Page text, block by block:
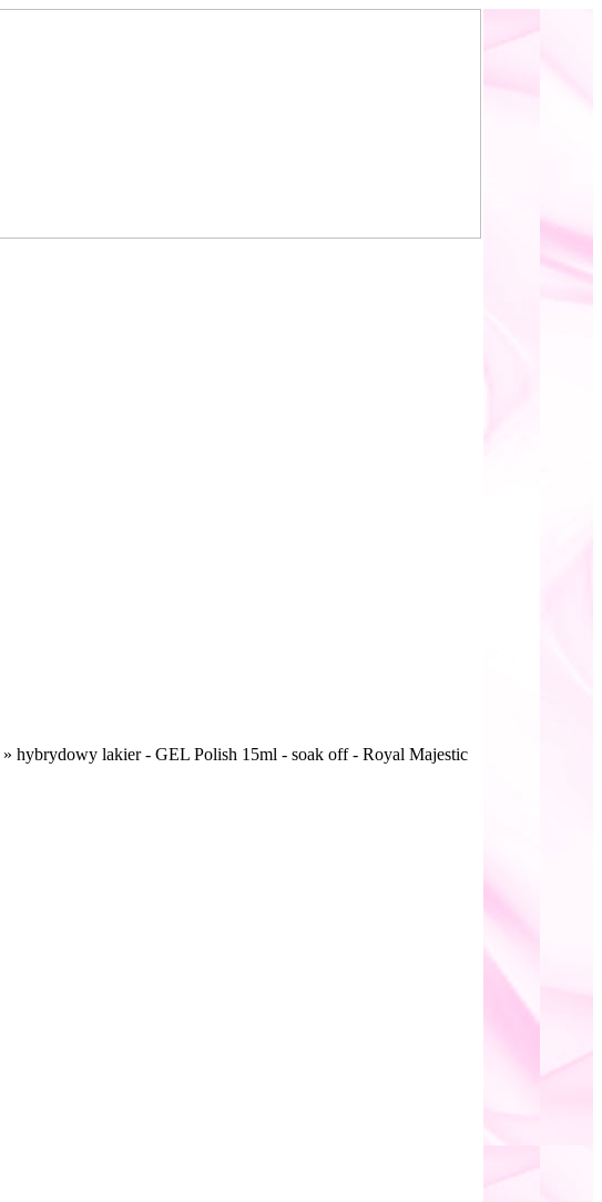
» hybrydowy lakier - GEL Polish 15ml - soak off - Royal Majestic